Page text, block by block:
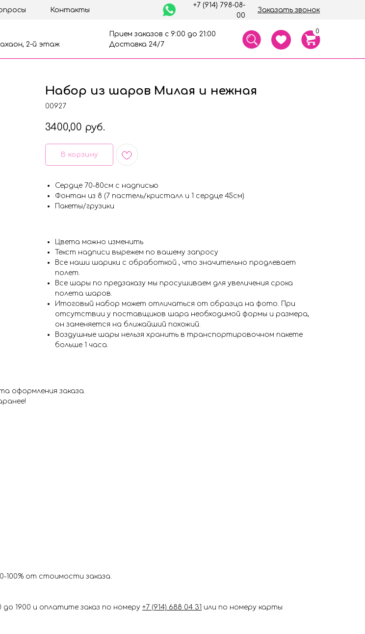
Заказать звонок
+7 (914) 798-08-
00
Контакты
Прием заказов с 9:00 до 21:00
Доставка 24/7
2-й этаж
0
Набор из шаров Милая и нежная
00927
3400,00 руб.
В корзину
Сердце 70-80см с надписью
Фонтан из 8 (7 пастель/кристалл и 1 сердце 45см)
Пакеты/грузики
Цвета можно изменить
Текст надписи вырежем по вашему запросу
Все наши шарики с обработкой , что значительно продлевает
полет.
Все шары по предзаказу мы просушиваем для увеличения срока
полета шаров.
Итоговый набор может отличаться от образца на фото. При
отсутствии у поставщиков шара необходимой формы и размера,
он заменяется на ближайший похожий.
Воздушные шары нельзя хранить в транспортировочном пакете
больше 1 часа.
оформления заказа.
100% от стоимости заказа.
19.00 и оплатите заказ по номеру +7 (914) 688 04 31 или по номеру карты